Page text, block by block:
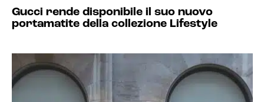
Gucci rende disponibile il suo nuovo
portamatite della collezione Lifestyle